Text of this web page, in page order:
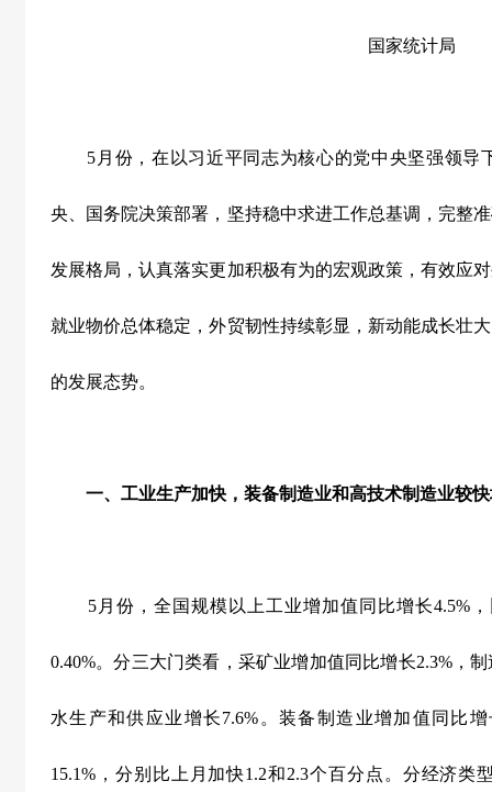
国家统计局
5 月份，在以习近平同志为核心的党中央坚强领导
央、国务院决策部署，坚持稳中求进工作总基调，完整
发展格局，认真落实更加积极有为的宏观政策，有效应
就业物价总体稳定，外贸韧性持续彰显，新动能成长壮
的发展态势。
一、工业生产加快，装备制造业和高技术制造业较快
5 月份，全国规模以上工业增加值同比增长4.5%
0.40%。分三大门类看，采矿业增加值同比增长2.3%，制
水生产和供应业增长7.6% 。装备制造业增加值同比
15.1% ，分别比上月加快1.2和2.3个百分点。分经济类